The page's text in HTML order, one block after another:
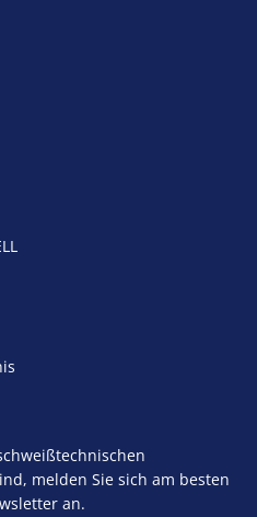
melden Sie sich am besten
an.